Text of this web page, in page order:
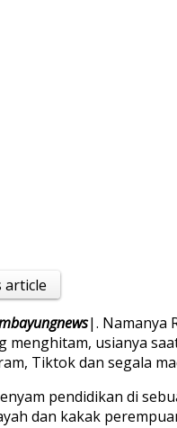
article
|. Namanya
usianya
Tiktok dan segala
pendidikan di
dan kakak